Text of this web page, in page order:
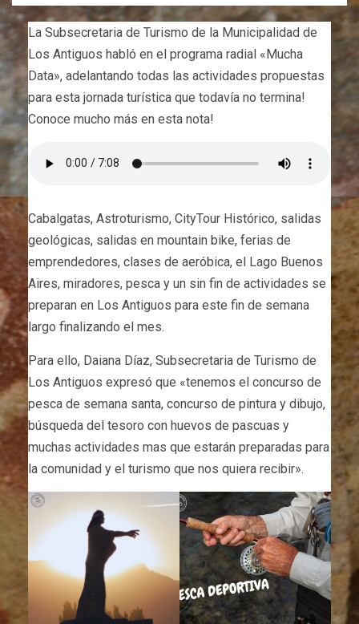
La Subsecretaria de Turismo de la Municipalidad de
Los Antiguos habló en el programa radial «Mucha
Data», adelantando todas las actividades propuestas
para esta jornada turística que todavía no termina!
Conoce mucho más en esta nota!
Cabalgatas, Astroturismo, CityTour Histórico, salidas
geológicas, salidas en mountain bike, ferias de
emprendedores, clases de aeróbica, el Lago Buenos
Aires, miradores, pesca y un sin fin de actividades se
preparan en Los Antiguos para este fin de semana
largo finalizando el mes.
Para ello, Daiana Díaz, Subsecretaria de Turismo de
Los Antiguos expresó que «tenemos el concurso de
pesca de semana santa, concurso de pintura y dibujo,
búsqueda del tesoro con huevos de pascuas y
muchas actividades mas que estarán preparadas para
la comunidad y el turismo que nos quiera recibir».